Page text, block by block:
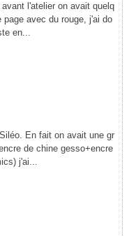
l'atelier on avait quelq
avec du rouge, j'ai do
en...
En fait on avait une gr
de chine gesso+encre
j'ai...